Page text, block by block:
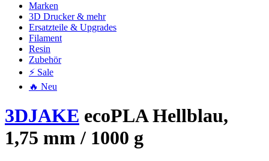
Marken
3D Drucker & mehr
Ersatzteile & Upgrades
Filament
Resin
Zubehör
⚡ Sale
🔥 Neu
3DJAKE ecoPLA Hellblau,
1,75 mm / 1000 g